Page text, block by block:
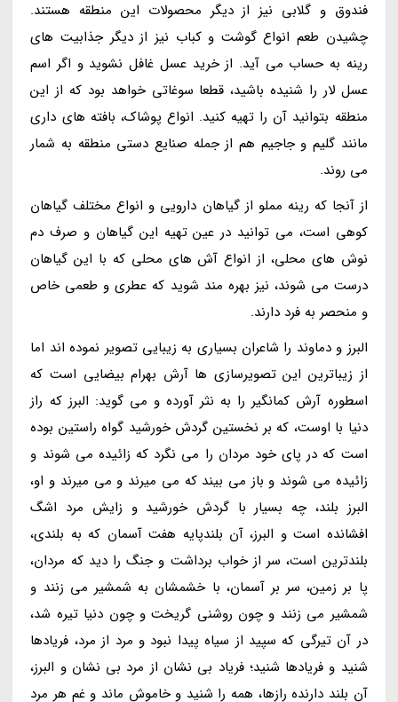
فندوق و گلابی نیز از دیگر محصولات این منطقه هستند.
چشیدن طعم انواع گوشت و کباب نیز از دیگر جذابیت های
رینه به حساب می آید. از خرید عسل غافل نشوید و اگر اسم
عسل لار را شنیده باشید، قطعا سوغاتی خواهد بود که از این
منطقه بتوانید آن را تهیه کنید. انواع پوشاک، بافته های داری
مانند گلیم و جاجیم هم از جمله صنایع دستی منطقه به شمار
می روند.
از آنجا که رینه مملو از گیاهان دارویی و انواع مختلف گیاهان
کوهی است، می توانید در عین تهیه این گیاهان و صرف دم
نوش های محلی، از انواع آش های محلی که با این گیاهان
درست می شوند، نیز بهره مند شوید که عطری و طعمی خاص
و منحصر به فرد دارند.
البرز و دماوند را شاعران بسیاری به زیبایی تصویر نموده اند اما
از زیباترین این تصویرسازی ها آرش بهرام بیضایی است که
اسطوره آرش کمانگیر را به نثر آورده و می گوید: البرز که راز
دنیا با اوست، که بر نخستین گردش خورشید گواه راستین بوده
است که در پای خود مردان را می نگرد که زائیده می شوند و
زائیده می شوند و باز می بیند که می میرند و می میرند و او،
البرز بلند، چه بسیار با گردش خورشید و زایش مرد اشگ
افشانده است و البرز، آن بلندپایه هفت آسمان که به بلندی،
بلندترین است، سر از خواب برداشت و جنگ را دید که مردان،
پا بر زمین، سر بر آسمان، با خشمشان به شمشیر می زنند و
شمشیر می زنند و چون روشنی گریخت و چون دنیا تیره شد،
در آن تیرگی که سپید از سیاه پیدا نبود و مرد از مرد، فریادها
شنید و فریادها شنید؛ فریاد بی نشان از مرد بی نشان و البرز،
آن بلند دارنده رازها، همه را شنید و خاموش ماند و غم هر مرد